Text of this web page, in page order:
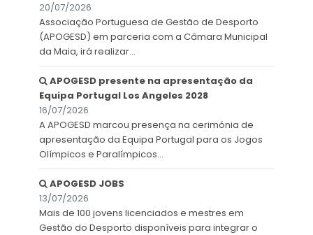
20/07/2026
Associação Portuguesa de Gestão de Desporto
(APOGESD) em parceria com a Câmara Municipal
da Maia, irá realizar...
APOGESD presente na apresentação da
Equipa Portugal Los Angeles 2028
16/07/2026
A APOGESD marcou presença na cerimónia de
apresentação da Equipa Portugal para os Jogos
Olímpicos e Paralímpicos...
APOGESD JOBS
13/07/2026
Mais de 100 jovens licenciados e mestres em
Gestão do Desporto disponíveis para integrar o